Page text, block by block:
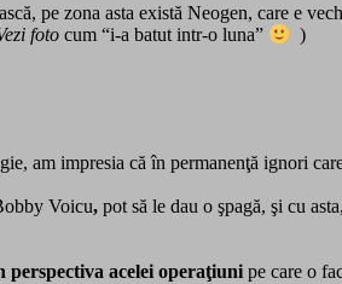
pe zona asta există Neogen, care e
foto cum “i-a batut intr-o luna”
)
impresia că în permanenţă ignori
Voicu, pot să le dau o şpagă, şi cu
perspectiva acelei operaţiuni pe care o